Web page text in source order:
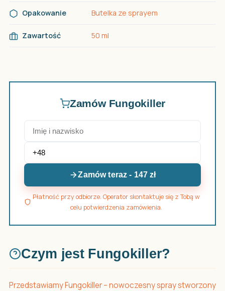
Opakowanie Butelka ze sprayem
Zawartość 50 ml
Zamów Fungokiller
Zamów teraz - 147 zł
Płatność przy odbiorze. Operator skontaktuje się z Tobą w
celu potwierdzenia zamówienia.
Czym jest Fungokiller?
Przedstawiamy Fungokiller – nowoczesny spray stworzony